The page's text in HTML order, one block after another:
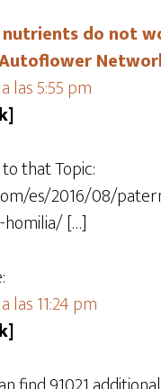
do not
las 5:55 pm
that Topic:
es/2016/08/
[…]
las 11:24 pm